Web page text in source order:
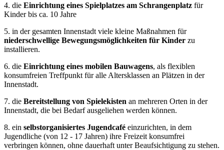
4. die Einrichtung eines Spielplatzes am Schrangenplatz für
Kinder bis ca. 10 Jahre
5. in der gesamten Innenstadt viele kleine Maßnahmen für
niederschwellige Bewegungsmöglichkeiten für Kinder zu
installieren.
6. die Einrichtung eines mobilen Bauwagens, als flexiblen
konsumfreien Treffpunkt für alle Altersklassen an Plätzen in der
Innenstadt.
7. die Bereitstellung von Spielekisten an mehreren Orten in der
Innenstadt, die bei Bedarf ausgeliehen werden können.
8. ein selbstorganisiertes Jugendcafé einzurichten, in dem
Jugendliche (von 12 - 17 Jahren) ihre Freizeit konsumfrei
verbringen können, ohne dauerhaft unter Beaufsichtigung zu stehen.